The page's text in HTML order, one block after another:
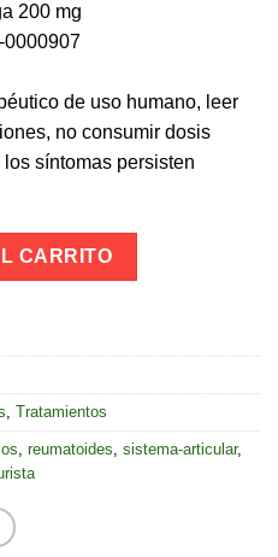
200 mg
0000907
de uso humano, leer
no consumir dosis
síntomas persisten
cantidad
CARRITO
, Tratamientos
, reumatoides, sistema-articular,